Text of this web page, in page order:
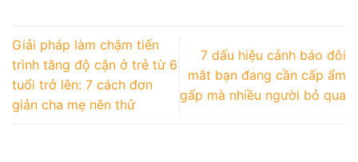
Giải pháp làm chậm tiến
trình tăng độ cận ở trẻ từ 6
tuổi trở lên: 7 cách đơn
giản cha mẹ nên thử
7 dấu hiệu cảnh báo đôi
mắt bạn đang cần cấp ẩm
gấp mà nhiều người bỏ qua